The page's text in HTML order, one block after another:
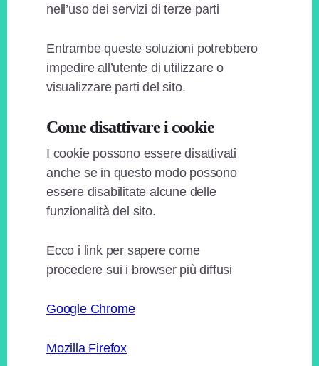
nell’uso dei servizi di terze parti
Entrambe queste soluzioni potrebbero
impedire all’utente di utilizzare o
visualizzare parti del sito.
Come disattivare i cookie
I cookie possono essere disattivati
anche se in questo modo possono
essere disabilitate alcune delle
funzionalità del sito.
Ecco i link per sapere come
procedere sui i browser più diffusi
Google Chrome
Mozilla Firefox